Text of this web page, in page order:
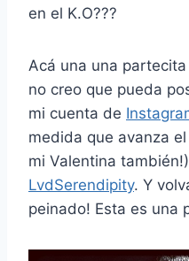
en el K.O???
Acá una una
no creo que pueda
mi cuenta de
medida que avanza
mi Valentina
LvdSerendipity. Y
peinado! Esta es una